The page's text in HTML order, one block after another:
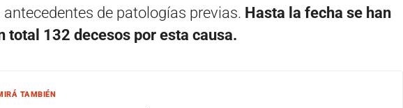
de patologías previas. Hasta la fecha se han
total 132 decesos por esta causa.
TAMBIÉN